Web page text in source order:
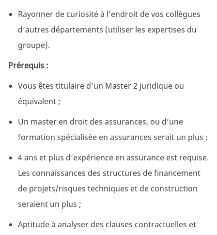
Rayonner de curiosité à l’endroit de vos collègues
d’autres départements (utiliser les expertises du
groupe).
Prérequis :
Vous êtes titulaire d’un Master 2 juridique ou
équivalent ;
Un master en droit des assurances, ou d’une
formation spécialisée en assurances serait un plus ;
4 ans et plus d’expérience en assurance est requise.
Les connaissances des structures de financement
de projets/risques techniques et de construction
seraient un plus ;
Aptitude à analyser des clauses contractuelles et